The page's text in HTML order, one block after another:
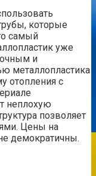
которые
самый
уже
и
металлопластика
отопления с
неплохую
позволяет
Цены на
демократичны.